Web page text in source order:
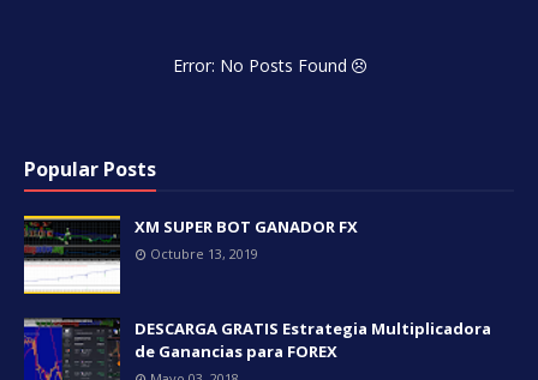
Error: No Posts Found
Popular Posts
XM SUPER BOT GANADOR FX
Octubre 13, 2019
DESCARGA GRATIS Estrategia Multiplicadora
de Ganancias para FOREX